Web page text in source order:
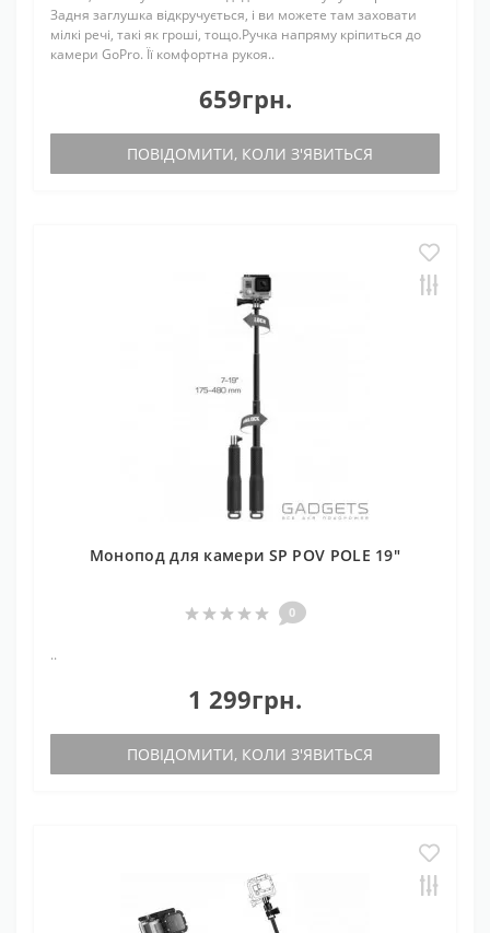
Задня заглушка відкручується, і ви можете там заховати
мілкі речі, такі як гроші, тощо.Ручка напряму кріпиться до
камери GoPro. Її комфортна рукоя..
659грн.
ПОВІДОМИТИ, КОЛИ З'ЯВИТЬСЯ
Монопод для камери SP POV POLE 19"
0
..
1 299грн.
ПОВІДОМИТИ, КОЛИ З'ЯВИТЬСЯ